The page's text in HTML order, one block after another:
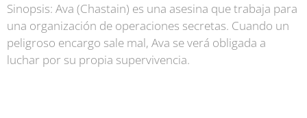
Sinopsis: Ava (Chastain) es una asesina que trabaja para
una organización de operaciones secretas. Cuando un
peligroso encargo sale mal, Ava se verá obligada a
luchar por su propia supervivencia.